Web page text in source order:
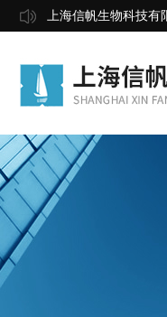
上海信帆生物科技有